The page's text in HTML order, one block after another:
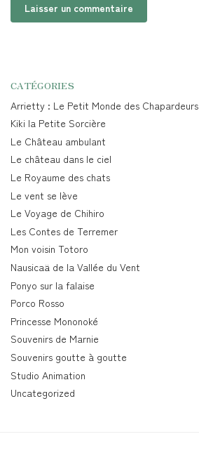
CATÉGORIES
Arrietty : Le Petit Monde des Chapardeurs
Kiki la Petite Sorcière
Le Château ambulant
Le château dans le ciel
Le Royaume des chats
Le vent se lève
Le Voyage de Chihiro
Les Contes de Terremer
Mon voisin Totoro
Nausicaä de la Vallée du Vent
Ponyo sur la falaise
Porco Rosso
Princesse Mononoké
Souvenirs de Marnie
Souvenirs goutte à goutte
Studio Animation
Uncategorized